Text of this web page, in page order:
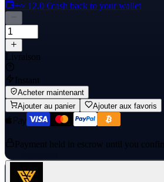
+≈ 12,0 €cash back to your wallet
Livraison
Instant
Acheter maintenant
Ajouter au panier
Ajouter aux favoris
Payment held in escrow until you